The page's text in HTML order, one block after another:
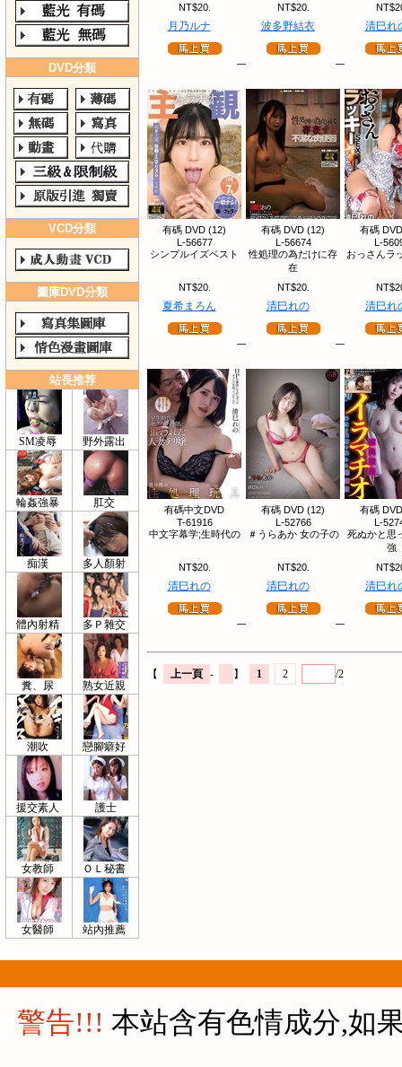
DVD分類
VCD分類
圖庫DVD分類
站長推荐
SM凌辱 野外露出
輪姦強暴 肛交
痴漢 多人顏射
體內射精 多Ｐ雜交
糞、尿 熟女近親
潮吹 戀腳癖好
援交素人 護士
女教師 ＯＬ秘書
女醫師 站內推薦
NT$20.
月乃ルナ
NT$20.
波多野結衣 清巳れ
有碼 DVD (12)
L-56677
シンプルイズベスト
NT$20.
夏希まろん
有碼 DVD (12)
L-56674
性処理の為だけに存
在
NT$20.
清巳れの
有碼
L-
おっさんラ
清巳れ
有碼中文DVD
T-61916
中文字幕学;生時代の
NT$20.
清巳れの
有碼 DVD (12)
L-52766
＃うらあか 女の子の
NT$20.
清巳れの
有碼
L-
死ぬかと思
強
清巳れ
【 上一頁 - 】 1 2 /2
警告!!! 本站含有色情成分,如